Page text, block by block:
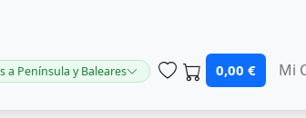
a Península y Baleares 0,00 € Mi